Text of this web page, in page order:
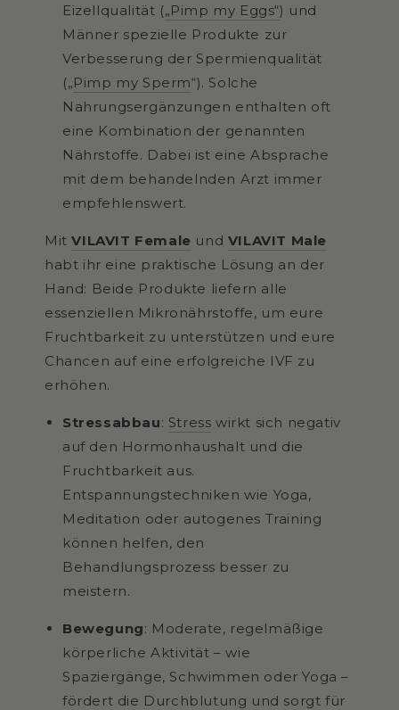
Eizellqualität („Pimp my Eggs“) und
Männer spezielle Produkte zur
Verbesserung der Spermienqualität
(„Pimp my Sperm“). Solche
Nahrungsergänzungen enthalten oft
eine Kombination der genannten
Nährstoffe. Dabei ist eine Absprache
mit dem behandelnden Arzt immer
empfehlenswert.
MitVILAVIT Female und VILAVIT Male
habt ihr eine praktische Lösung an der
Hand: Beide Produkte liefern alle
essenziellen Mikronährstoffe, um eure
Fruchtbarkeit zu unterstützen und eure
Chancen auf eine erfolgreiche IVF zu
erhöhen.
Stressabbau: Stress wirkt sich negativ
auf den Hormonhaushalt und die
Fruchtbarkeit aus.
Entspannungstechniken wie Yoga,
Meditation oder autogenes Training
können helfen, den
Behandlungsprozess besser zu
meistern.
Bewegung: Moderate, regelmäßige
körperliche Aktivität – wie
Spaziergänge, Schwimmen oder Yoga –
fördert die Durchblutung und sorgt für